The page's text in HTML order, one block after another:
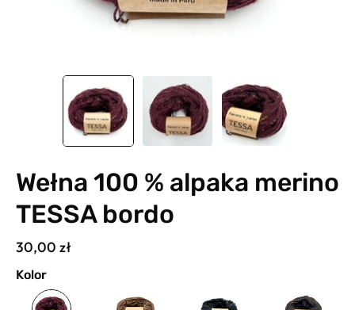
Wełna 100 % alpaka merino
TESSA bordo
30,00 zł
Kolor